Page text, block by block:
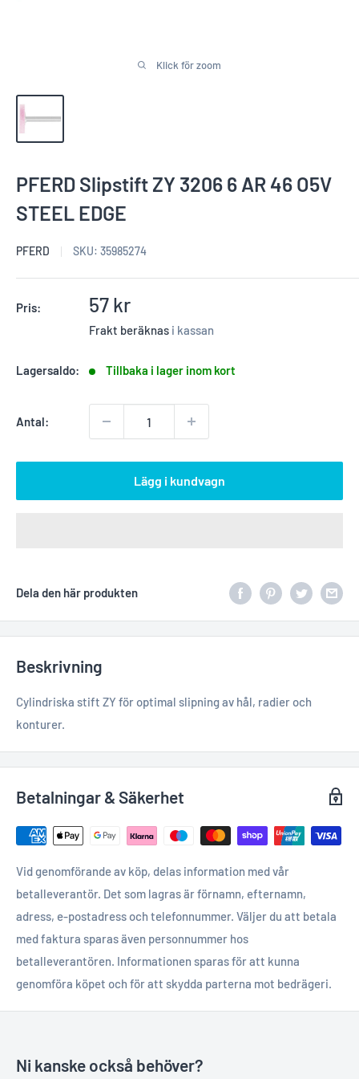
Klick för zoom
PFERD Slipstift ZY 3206 6 AR 46 O5V
STEEL EDGE
PFERD SKU: 35985274
Pris: Reapris
57 kr
Frakt beräknas i kassan
Lagersaldo: Tillbaka i lager inom kort
Antal:
Lägg i kundvagn
Dela den här produkten
Beskrivning
Cylindriska stift ZY för optimal slipning av hål, radier och
konturer.
Betalningar & Säkerhet
Vid genomförande av köp, delas information med vår
betalleverantör. Det som lagras är förnamn, efternamn,
adress, e-postadress och telefonnummer. Väljer du att betala
med faktura sparas även personnummer hos
betalleverantören. Informationen sparas för att kunna
genomföra köpet och för att skydda parterna mot bedrägeri.
Ni kanske också behöver?